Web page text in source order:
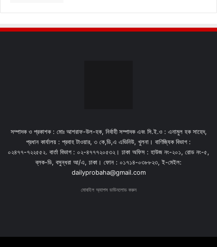
সম্পাদক ও প্রকাশক : মোঃ আশরাফ-উল-হক, নির্বাহী সম্পাদক এবং সি.ই.ও : এনামুল হক সাহেদ,
প্রধান কার্যালয় : প্রবাহ টাওয়ার, ৩ কে,ডি,এ এভিনিউ, খুলনা। বাণিজ্যিক বিভাগ :
০২৪৭৭-৭২২৫৫২. বার্তা বিভাগ : ০২-৪৭৭৭২০৫৩২। ঢাকা অফিস : হাউজ নং-২০১, রোড নং-৫,
ব্লক-ডি, বসুন্ধরা আ/এ, ঢাকা। ফোন : ০১৭১৪-০৩৮৮২৩, ই-মেইল:
dailyprobaha@gmail.com
মোবাইল অ্যাপস ডাউনলোড করুন